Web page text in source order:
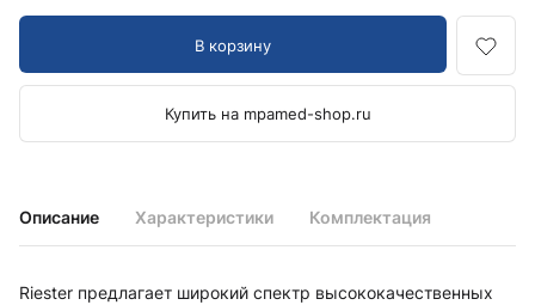
Описание Характеристики Комплектация
Riester предлагает широкий спектр высококачественных
В корзину
Купить на mpamed-shop.ru